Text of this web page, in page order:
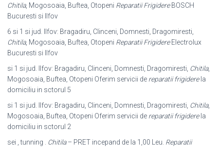
Chitila, Mogosoaia, Buftea, Otopeni Reparatii FrigidereBOSCH
Bucuresti si Ilfov
6 si 1 si jud. Ilfov: Bragadiru, Clinceni, Domnesti, Dragomiresti,
Chitila, Mogosoaia, Buftea, Otopeni Reparatii FrigidereElectrolux
Bucuresti si Ilfov
si 1 si jud. Ilfov: Bragadiru, Clinceni, Domnesti, Dragomiresti, Chitila,
Mogosoaia, Buftea, Otopeni Oferim servicii de reparatii frigiderela
domiciliu in sctorul 5
si 1 si jud. Ilfov: Bragadiru, Clinceni, Domnesti, Dragomiresti, Chitila,
Mogosoaia, Buftea, Otopeni Oferim servicii de reparatii frigiderela
domiciliu in sctorul 2
sei , tunning . Chitila– PRET incepand de la 1,00 Leu. Reparatii